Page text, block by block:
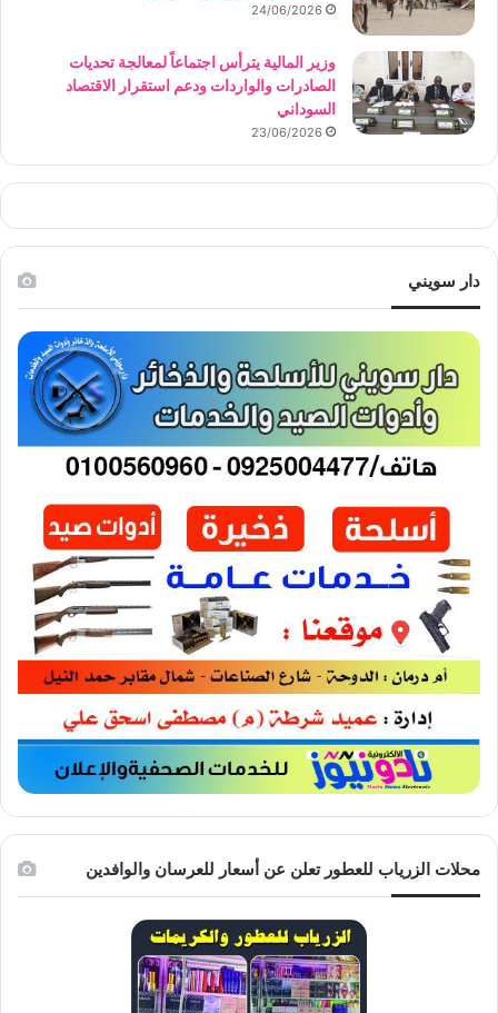
24/06/2026
وزير المالية يترأس اجتماعاً لمعالجة تحديات
الصادرات والواردات ودعم استقرار الاقتصاد
السوداني
23/06/2026
دار سويني
محلات الزرياب للعطور تعلن عن أسعار للعرسان والوافدين